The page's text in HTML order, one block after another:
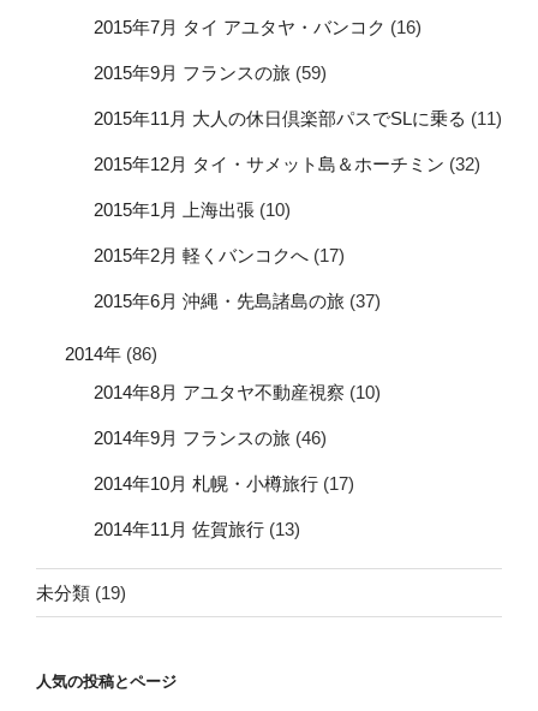
2015年7月 タイ アユタヤ・バンコク (16)
2015年9月 フランスの旅 (59)
2015年11月 大人の休日倶楽部パスでSLに乗る (11)
2015年12月 タイ・サメット島＆ホーチミン (32)
2015年1月 上海出張 (10)
2015年2月 軽くバンコクへ (17)
2015年6月 沖縄・先島諸島の旅 (37)
2014年 (86)
2014年8月 アユタヤ不動産視察 (10)
2014年9月 フランスの旅 (46)
2014年10月 札幌・小樽旅行 (17)
2014年11月 佐賀旅行 (13)
未分類 (19)
人気の投稿とページ